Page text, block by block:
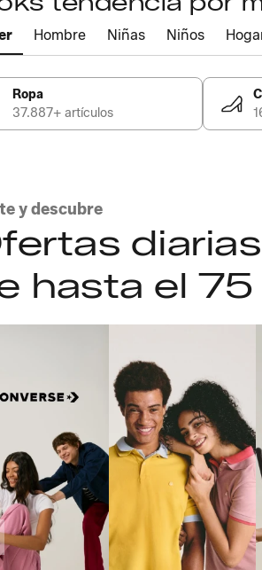
Hombre Niñas Niños
Ropa
37.887+ artículos
y descubre
hasta el 75